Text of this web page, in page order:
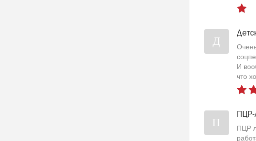
Д
И
что
П
ПЦР-
ПЦР